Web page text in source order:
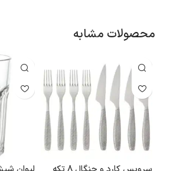
محصولات مشابه